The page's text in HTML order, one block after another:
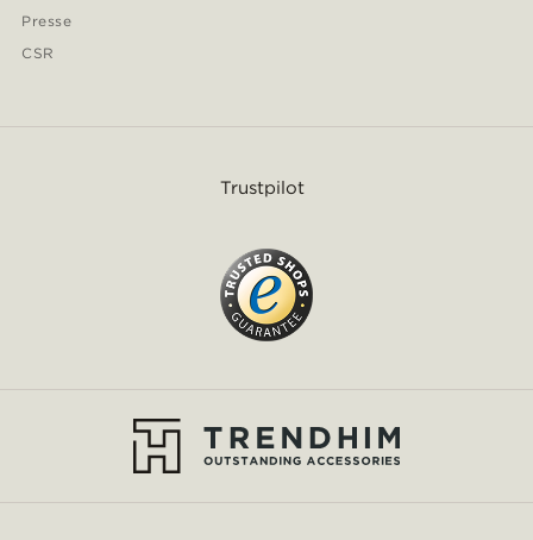
Presse
CSR
Trustpilot